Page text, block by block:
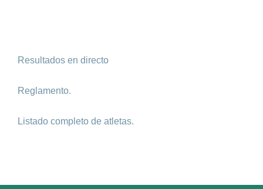
Resultados en directo
Reglamento.
Listado completo de atletas.